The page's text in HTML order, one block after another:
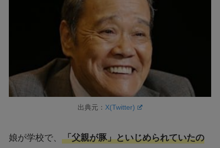
出典元： X(Twitter)
娘が学校で、 「父親が豚」といじめられていたの